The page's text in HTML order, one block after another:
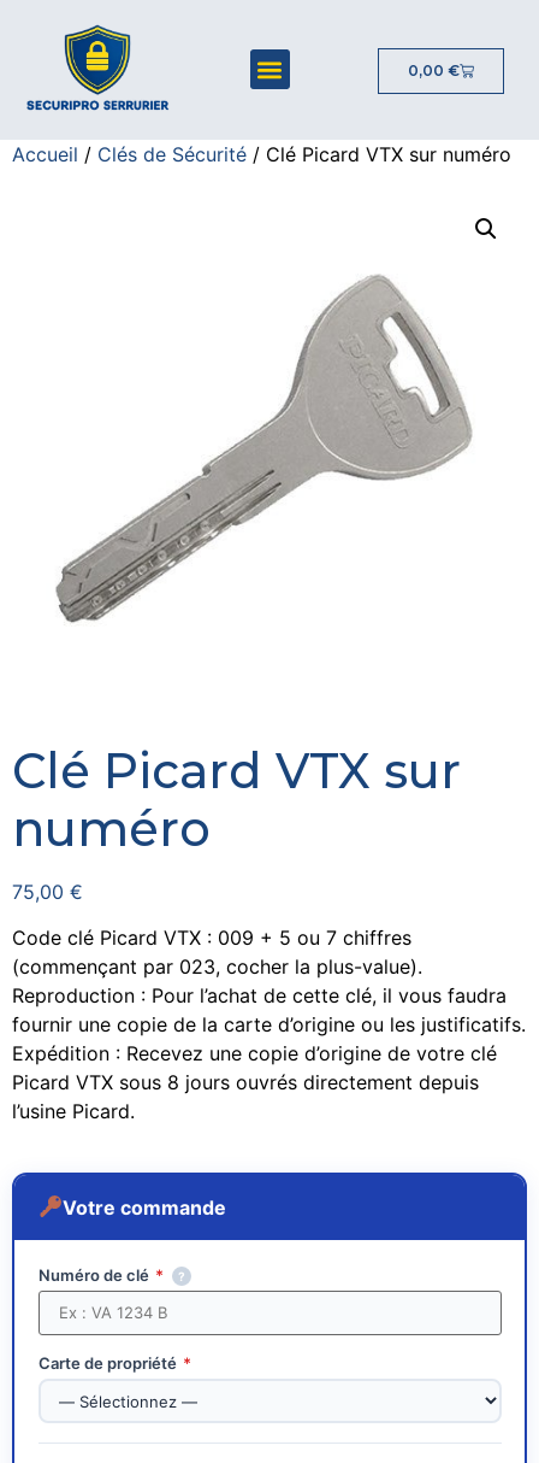
0,00€
Accueil / Clés de Sécurité / Clé Picard VTX sur numéro
Clé Picard VTX sur
numéro
75,00 €
Code clé Picard VTX : 009 + 5 ou 7 chiffres
(commençant par 023, cocher la plus-value).
Reproduction : Pour l’achat de cette clé, il vous faudra
fournir une copie de la carte d’origine ou les justificatifs.
Expédition : Recevez une copie d’origine de votre clé
Picard VTX sous 8 jours ouvrés directement depuis
l’usine Picard.
Votre commande
Numéro de clé * ?
Carte de propriété *